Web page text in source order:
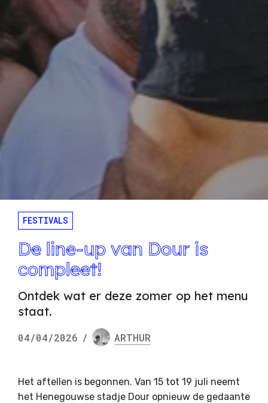
FESTIVALS
De line-up van Dour is
compleet!
Ontdek wat er deze zomer op het menu
staat.
04/04/2026 / ARTHUR
Het aftellen is begonnen. Van 15 tot 19 juli neemt
het Henegouwse stadje Dour opnieuw de gedaante